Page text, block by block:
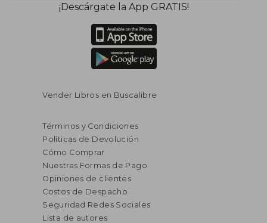
¡Descárgate la App GRATIS!
Vender Libros en Buscalibre
Términos y Condiciones
Políticas de Devolución
Cómo Comprar
Nuestras Formas de Pago
Opiniones de clientes
Costos de Despacho
Seguridad Redes Sociales
Lista de autores